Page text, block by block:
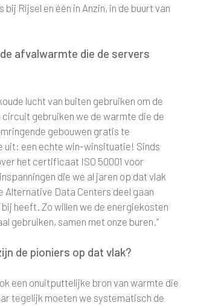
Rijsel en één in Anzin, in de buurt van
afvalwarmte die de servers
lucht van buiten gebruiken om de
gebruiken we de warmte die de
gebouwen gratis te
uit: een echte win-winsituatie! Sinds
het certificaat ISO 50001 voor
die we al jaren op dat vlak
Alternative Data Centers deel gaan
heeft. Zo willen we de energiekosten
gebruiken, samen met onze buren.”
de pioniers op dat vlak?
een onuitputtelijke bron van warmte die
tegelijk moeten we systematisch de